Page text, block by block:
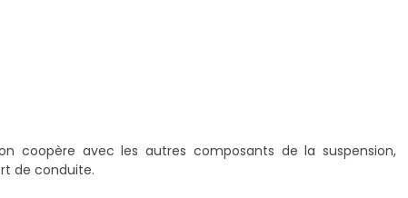
coopère avec les autres composants de la suspension,
de conduite.